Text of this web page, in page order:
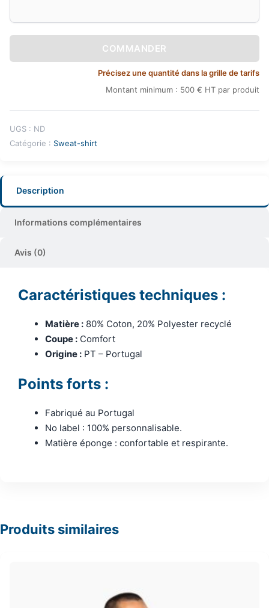
COMMANDER
Précisez une quantité dans la grille de tarifs
Montant minimum : 500 € HT par produit
UGS : ND
Catégorie : Sweat-shirt
Description
Informations complémentaires
Avis (0)
Caractéristiques techniques :
Matière : 80% Coton, 20% Polyester recyclé
Coupe : Comfort
Origine : PT – Portugal
Points forts :
Fabriqué au Portugal
No label : 100% personnalisable.
Matière éponge : confortable et respirante.
Produits similaires